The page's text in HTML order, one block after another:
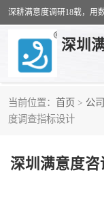
深圳
当前位置： 首页 > 公
度调查指标设计
深圳满意度
物业满意度调查
客户满意度调查
公共事务满意度